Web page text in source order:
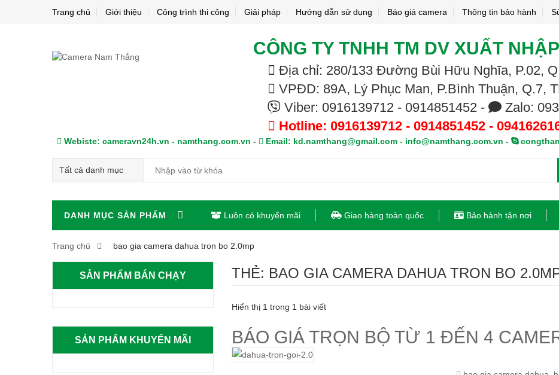
Trang chủ Giới thiệu Công trình thi công Giải pháp Hướng dẫn sử dụng Báo giá camera Thông tin bảo hành
CÔNG TY TNHH TM DV XUẤT
Địa chỉ: 280/133 Đường Bùi Hữu Nghĩa, P.02,
VPĐD: 89A, Lý Phục Man, P.Bình Thuận, Q.7,
Viber: 0916139712 - 0914851452 -
Zalo:
Hotline: 0916139712 - 0914851452 -
Webiste: cameravn24h.vn - namthang.com.vn - Email: kd.namthang@gmail.com - info@namthang.com.vn -
DANH MỤC SẢN PHẨM Luôn có khuyến mãi Giao hàng toàn quốc Bảo hành tận nơi
Trang chủ bao gia camera dahua tron bo 2.0mp
THẺ: BAO GIA CAMERA DAHUA TRON BO
Hiển thị 1 trong 1 bài viết
BÁO GIÁ TRỌN BỘ TỪ 1 ĐẾN 4
SẢN PHẨM BÁN CHẠY
SẢN PHẨM KHUYẾN MÃI